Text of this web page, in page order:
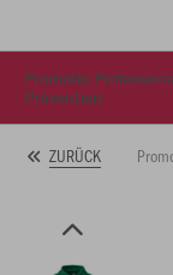
Promotio
Prävention
ZURÜCK